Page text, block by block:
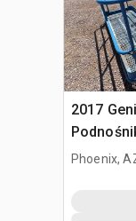
2017
Phoenix,